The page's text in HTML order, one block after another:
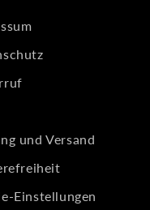
und Versand
Einstellungen